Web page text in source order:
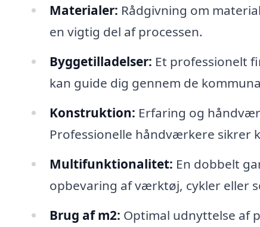
Materialer: Rådgivning om
en vigtig del af processen.
Byggetilladelser: Et professionelt
kan guide dig gennem de
Konstruktion: Erfaring og
Professionelle håndværkere sikrer
Multifunktionalitet: En dobbelt
opbevaring af værktøj, cykler eller
Brug af m2: Optimal udnyttelse af